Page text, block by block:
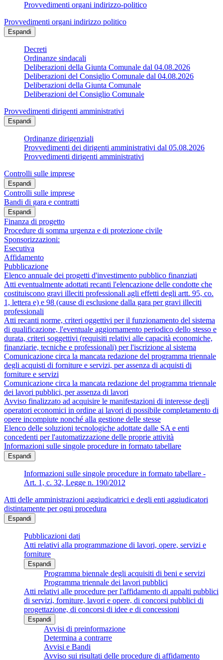
Provvedimenti organi indirizzo-politico
Provvedimenti organi indirizzo politico
Espandi
Decreti
Ordinanze sindacali
Deliberazioni della Giunta Comunale dal 04.08.2026
Deliberazioni del Consiglio Comunale dal 04.08.2026
Deliberazioni della Giunta Comunale
Deliberazioni del Consiglio Comunale
Provvedimenti dirigenti amministrativi
Espandi
Ordinanze dirigenziali
Provvedimenti dei dirigenti amministrativi dal 05.08.2026
Provvedimenti dirigenti amministrativi
Controlli sulle imprese
Espandi
Controlli sulle imprese
Bandi di gara e contratti
Espandi
Finanza di progetto
Procedure di somma urgenza e di protezione civile
Sponsorizzazioni:
Esecutiva
Affidamento
Pubblicazione
Elenco annuale dei progetti d'investimento pubblico finanziati
Atti eventualmente adottati recanti l'elencazione delle condotte che
costituiscono gravi illeciti professionali agli effetti degli artt. 95, co.
1, lettera e) e 98 (cause di esclusione dalla gara per gravi illeciti
professionali
Atti recanti norme, criteri oggettivi per il funzionamento del sistema
di qualificazione, l'eventuale aggiornamento periodico dello stesso e
durata, criteri soggettivi (requisiti relativi alle capacità economiche,
finanziarie, tecniche e professionali) per l'iscrizione al sistema
Comunicazione circa la mancata redazione del programma triennale
degli acquisti di forniture e servizi, per assenza di acquisti di
forniture e servizi
Comunicazione circa la mancata redazione del programma triennale
dei lavori pubblici, per assenza di lavori
Avviso finalizzato ad acquisire le manifestazioni di interesse degli
operatori economici in ordine ai lavori di possibile completamento di
opere incompiute nonché alla gestione delle stesse
Elenco delle soluzioni tecnologiche adottate dalle SA e enti
concedenti per l'automatizzazione delle proprie attività
Informazioni sulle singole procedure in formato tabellare
Espandi
Informazioni sulle singole procedure in formato tabellare -
Art. 1, c. 32, Legge n. 190/2012
Atti delle amministrazioni aggiudicatrici e degli enti aggiudicatori
distintamente per ogni procedura
Espandi
Pubblicazioni dati
Atti relativi alla programmazione di lavori, opere, servizi e
forniture
Espandi
Programma biennale degli acquisiti di beni e servizi
Programma triennale dei lavori pubblici
Atti relativi alle procedure per l'affidamento di appalti pubblici
di servizi, forniture, lavori e opere, di concorsi pubblici di
progettazione, di concorsi di idee e di concessioni
Espandi
Avvisi di preinformazione
Determina a contrarre
Avvisi e Bandi
Avviso sui risultati delle procedure di affidamento